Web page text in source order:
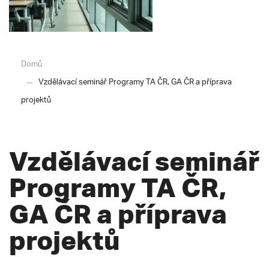
Domů
Vzdělávací seminář Programy TA ČR, GA ČR a příprava
projektů
Vzdělávací seminář
Programy TA ČR,
GA ČR a příprava
projektů